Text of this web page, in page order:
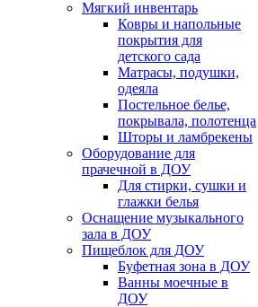
Мягкий инвентарь
Ковры и напольные
покрытия для
детского сада
Матрасы, подушки,
одеяла
Постельное белье,
покрывала, полотенца
Шторы и ламбрекены
Оборудование для
прачечной в ДОУ
Для стирки, сушки и
глажки белья
Оснащение музыкального
зала в ДОУ
Пищеблок для ДОУ
Буфетная зона в ДОУ
Ванны моечные в
ДОУ